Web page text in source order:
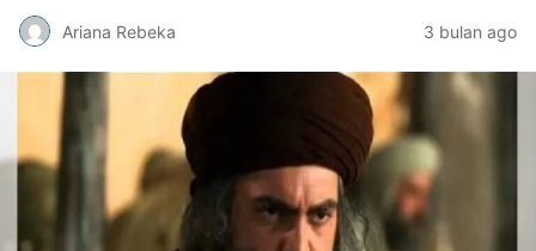
Ariana Rebeka 3 bulan ago